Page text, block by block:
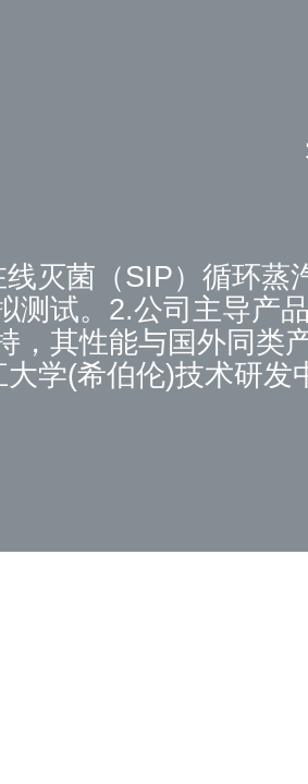
灭菌（SIP）循环
测试。2.公司主导产
，其性能与国外同类
学(希伯伦)技术研